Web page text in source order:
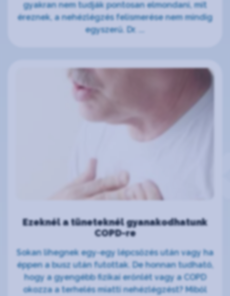
gyakran nem tudják pontosan elmondani, mit
éreznek, a nehézlégzés felismerése nem mindig
egyszerű. Dr. ...
Ezeknél a tüneteknél gyanakodhatunk
COPD-re
Sokan lihegnek egy-egy lépcsőzés után vagy ha
éppen a busz után futottak. De honnan tudható,
hogy a gyengébb fizikai erőnlét vagy a COPD
okozza a terhelés miatti nehézlégzést? Miből